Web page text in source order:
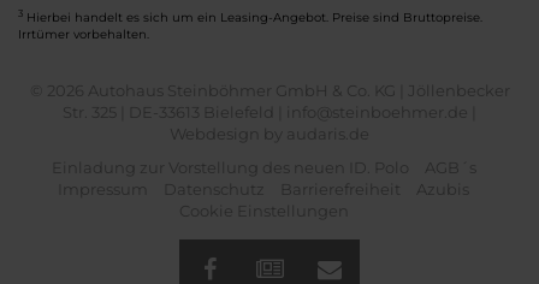
3 Hierbei handelt es sich um ein Leasing-Angebot. Preise sind Bruttopreise.
Irrtümer vorbehalten.
© 2026 Autohaus Steinböhmer GmbH & Co. KG | Jöllenbecker
Str. 325 | DE-33613 Bielefeld | info@steinboehmer.de |
Webdesign by audaris.de
Einladung zur Vorstellung des neuen ID. Polo
AGB´s
Impressum
Datenschutz Barrierefreiheit
Azubis
Cookie Einstellungen